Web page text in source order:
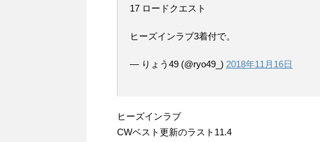
17 ロードクエスト
ヒーズインラブ3着付で。
— りょう49 (@ryo49_) 2018年11月16日
ヒーズインラブ
CWベスト更新のラスト11.4